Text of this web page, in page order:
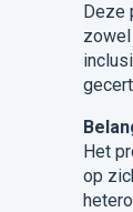
Deze
Het
op